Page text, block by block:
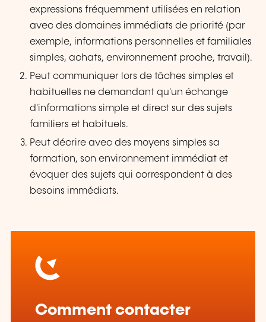
expressions fréquemment utilisées en relation
avec des domaines immédiats de priorité (par
exemple, informations personnelles et familiales
simples, achats, environnement proche, travail).
Peut communiquer lors de tâches simples et
habituelles ne demandant qu'un échange
d'informations simple et direct sur des sujets
familiers et habituels.
Peut décrire avec des moyens simples sa
formation, son environnement immédiat et
évoquer des sujets qui correspondent à des
besoins immédiats.
Comment contacter